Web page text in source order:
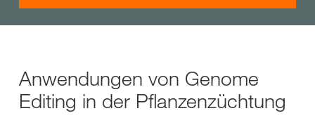
Anwendungen von Genome
Editing in der Pflanzenzüchtung